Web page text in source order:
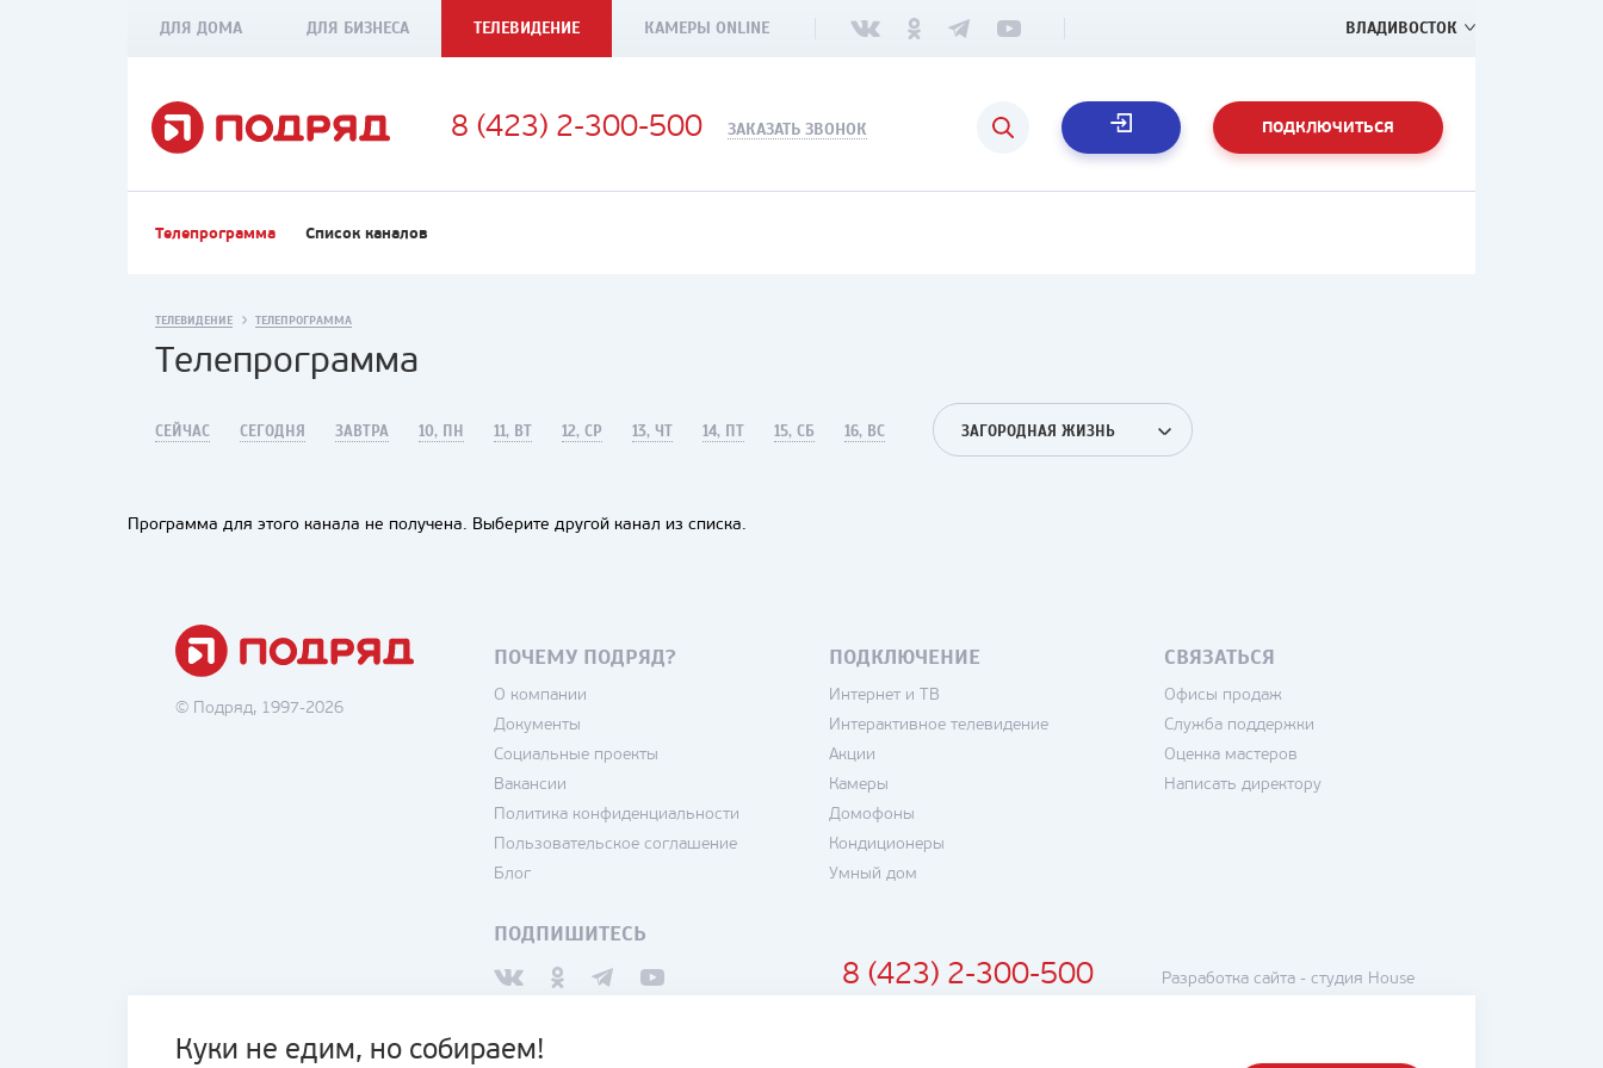
ДЛЯ ДОМА ДЛЯ БИЗНЕСА ТЕЛЕВИДЕНИЕ КАМЕРЫ ONLINE ВЛАДИВОСТОК
8 (423) 2-300-500 ЗАКАЗАТЬ ЗВОНОК ПОДКЛЮЧИТЬСЯ
Телепрограмма Список каналов
Куки не едим, но собираем!
ТЕЛЕВИДЕНИЕ ТЕЛЕПРОГРАММА
Телепрограмма
СЕЙЧАС СЕГОДНЯ ЗАВТРА 10, ПН 11, ВТ 12, СР 13, ЧТ 14, ПТ 15, СБ 16, ВС ЗАГОРОДНАЯ ЖИЗНЬ
Программа для этого канала не получена. Выберите другой канал из списка.
© Подряд, 1997-2026
ПОЧЕМУ ПОДРЯД?
О компании
Документы
Социальные проекты
Вакансии
Политика конфиденциальности
Пользовательское соглашение
Блог
ПОДКЛЮЧЕНИЕ
Интернет и ТВ
Интерактивное телевидение
Акции
Камеры
Домофоны
Кондиционеры
Умный дом
СВЯЗАТЬСЯ
Офисы продаж
Служба поддержки
Оценка мастеров
Написать директору
ПОДПИШИТЕСЬ
8 (423) 2-300-500 Разработка сайта - студия House